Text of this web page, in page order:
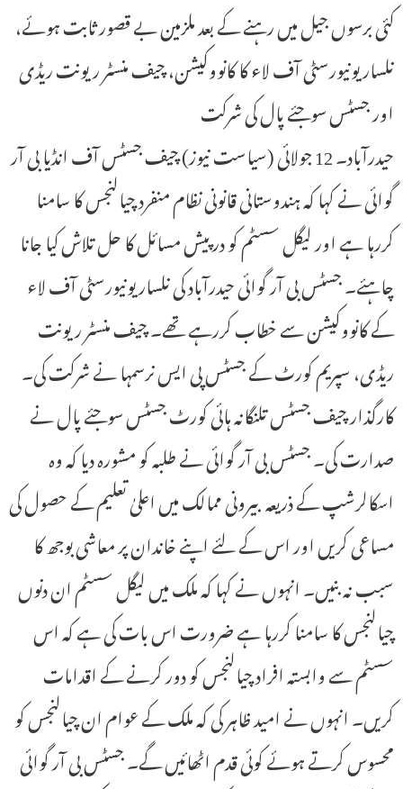
کئی برسوں جیل میں رہنے کے بعد ملزمین بے قصور ثابت ہوئے،
نلسار یونیورسٹی آف لاء کا کانووکیشن، چیف منسٹر ریونت ریڈی
اور جسٹس سوجئے پال کی شرکت
حیدرآباد۔ 12 جولائی (سیاست نیوز) چیف جسٹس آف انڈیا بی آر
گوائی نے کہا کہ ہندوستانی قانونی نظام منفرد چیالنجس کا سامنا
کررہا ہے اور لیگل سسٹم کو درپیش مسائل کا حل تلاش کیا جانا
چاہئے۔ جسٹس بی آر گوائی حیدرآباد کی نلسار یونیورسٹی آف لاء
کے کانووکیشن سے خطاب کررہے تھے۔ چیف منسٹر ریونت
ریڈی، سپریم کورٹ کے جسٹس پی ایس نرسمہا نے شرکت کی۔
کارگذار چیف جسٹس تلنگانہ ہائی کورٹ جسٹس سوجئے پال نے
صدارت کی۔ جسٹس بی آر گوائی نے طلبہ کو مشورہ دیا کہ وہ
اسکالرشپ کے ذریعہ بیرونی ممالک میں اعلیٰ تعلیم کے حصول کی
مساعی کریں اور اس کے لئے اپنے خاندان پر معاشی بوجھ کا
سبب نہ بنیں۔ انہوں نے کہا کہ ملک میں لیگل سسٹم ان دنوں
چیالنجس کا سامنا کررہا ہے ضرورت اس بات کی ہے کہ اس
سسٹم سے وابستہ افراد چیالنجس کو دور کرنے کے اقدامات
کریں۔ انہوں نے امید ظاہر کی کہ ملک کے عوام ان چیالنجس کو
محسوس کرتے ہوئے کوئی قدم اٹھائیں گے۔ جسٹس بی آر گوائی